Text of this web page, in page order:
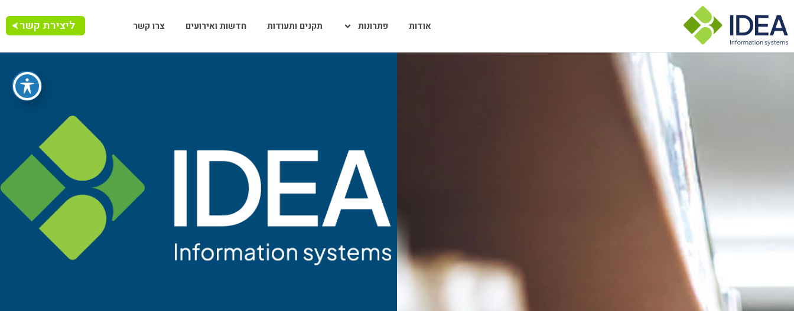
אודות פתרונות תקנים ותעודות חדשות ואירועים צרו קשר ליצירת קשר